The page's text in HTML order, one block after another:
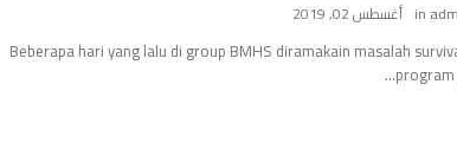
أغسطس 02, 2019
Beberapa hari yang lalu di group BMHS diramakain masalah
program